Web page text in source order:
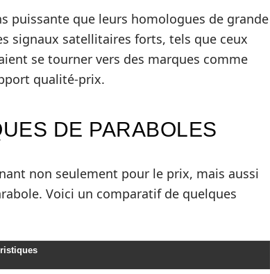
puissante que leurs homologues de grande
signaux satellitaires forts, tels que ceux
se tourner vers des marques comme
qualité-prix.
DE PARABOLES
non seulement pour le prix, mais aussi
Voici un comparatif de quelques